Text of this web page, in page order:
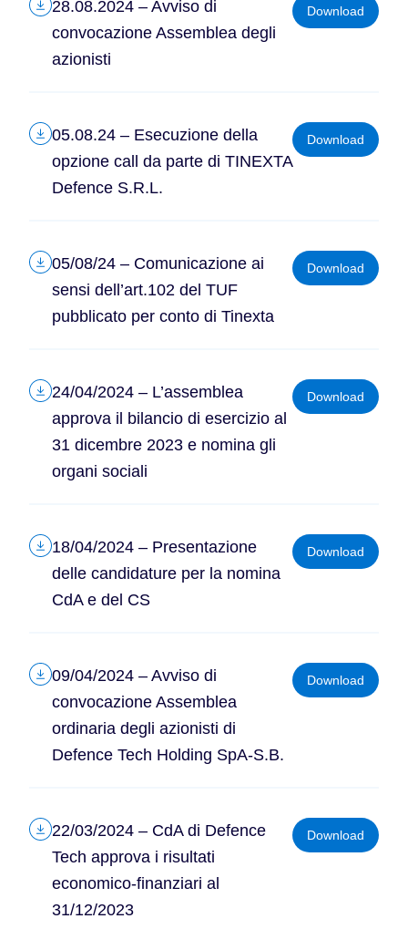
28.08.2024 – Avviso di
convocazione Assemblea degli
azionisti
Download
05.08.24 – Esecuzione della
opzione call da parte di TINEXTA
Defence S.R.L.
Download
05/08/24 – Comunicazione ai
sensi dell’art.102 del TUF
pubblicato per conto di Tinexta
Download
24/04/2024 – L’assemblea
approva il bilancio di esercizio al
31 dicembre 2023 e nomina gli
organi sociali
Download
18/04/2024 – Presentazione
delle candidature per la nomina
CdA e del CS
Download
09/04/2024 – Avviso di
convocazione Assemblea
ordinaria degli azionisti di
Defence Tech Holding SpA-S.B.
Download
22/03/2024 – CdA di Defence
Tech approva i risultati
economico-finanziari al
31/12/2023
Download